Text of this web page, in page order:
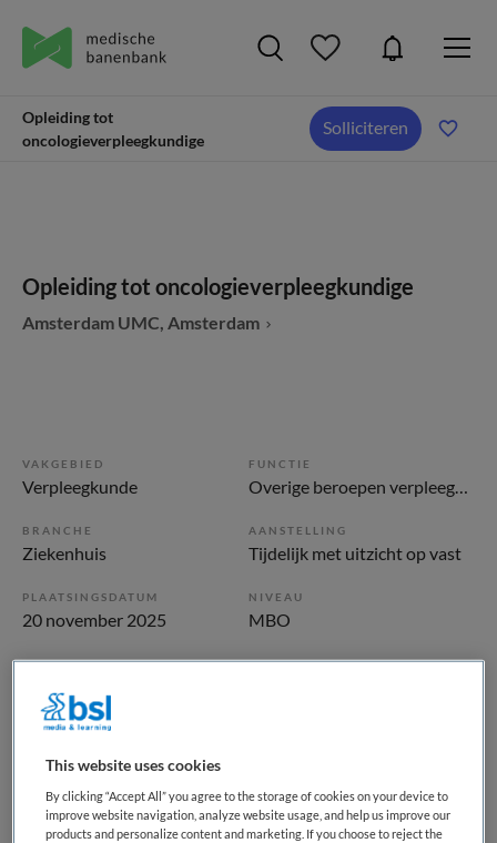
Opleiding tot
oncologieverpleegkundige
Solliciteren
Opleiding tot oncologieverpleegkundige
Amsterdam UMC, Amsterdam
VAKGEBIED
Verpleegkunde
FUNCTIE
Overige beroepen verpleegkunde
BRANCHE
Ziekenhuis
AANSTELLING
Tijdelijk met uitzicht op vast
PLAATSINGSDATUM
20 november 2025
NIVEAU
MBO
ERVARING DIENSTVERBAND
Vacature niet beschikbaar
Deze vacature Opleiding tot oncologieverpleegkundige bij
Amsterdam UMC is niet meer actueel. Hieronder staan
This website uses cookies
By clicking “Accept All” you agree to the storage of cookies on your device to
improve website navigation, analyze website usage, and help us improve our
products and personalize content and marketing. If you choose to reject the